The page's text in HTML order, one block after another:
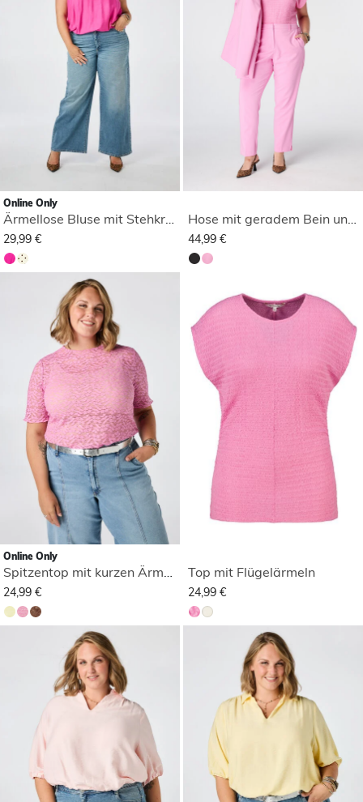
Online Only
29,99 € 44,99 €
Online Only
24,99 €
Top mit Flügelärmeln
24,99 €